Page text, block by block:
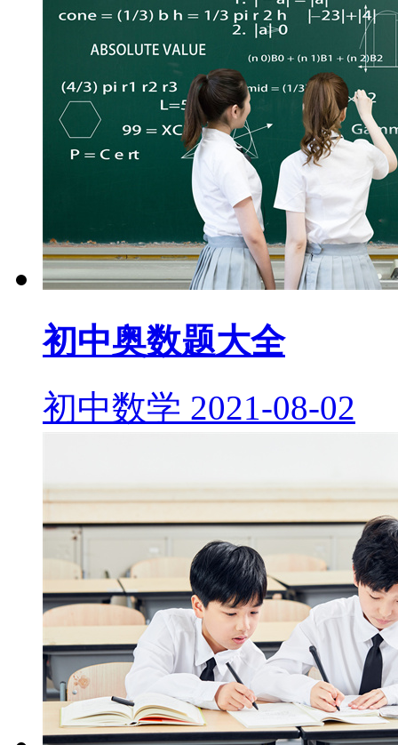
初中奥数题大全
初中数学 2021-08-02